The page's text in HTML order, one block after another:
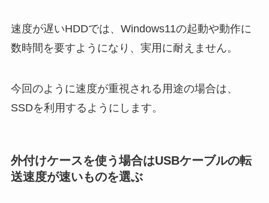
速度が遅いHDDでは、Windows11の起動や動作に
数時間を要すようになり、実用に耐えません。
今回のように速度が重視される用途の場合は、
SSDを利用するようにします。
外付けケースを使う場合はUSBケーブルの転
送速度が速いものを選ぶ